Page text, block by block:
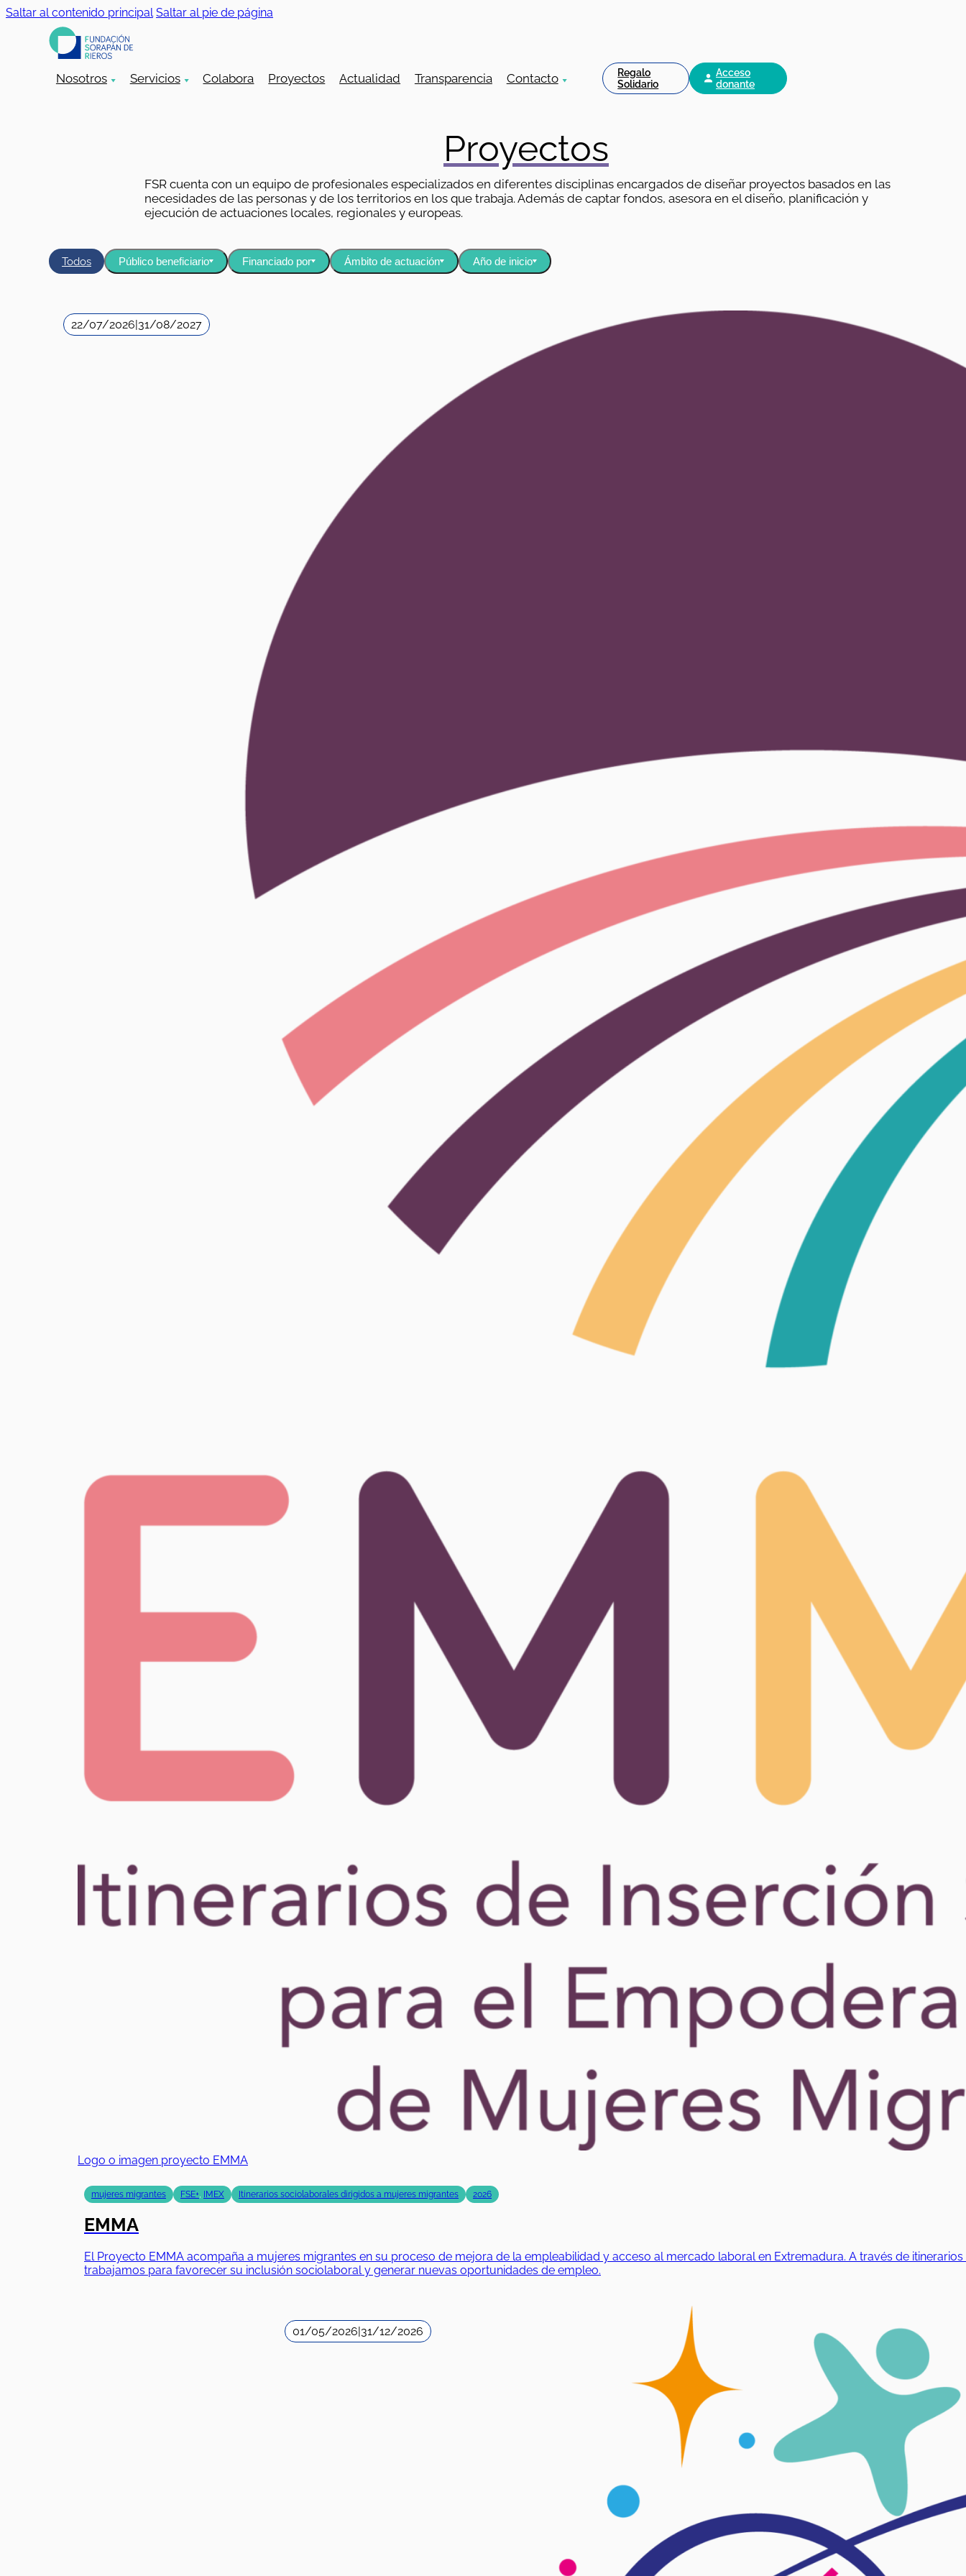
Saltar al contenido principal Saltar al pie de página
Nosotros Servicios Colabora Proyectos Actualidad Transparencia Contacto
Regalo
Solidario
Acceso
donante
Proyectos
FSR cuenta con un equipo de profesionales especializados en diferentes disciplinas encargados de diseñar proyectos basados en las
necesidades de las personas y de los territorios en los que trabaja. Además de captar fondos, asesora en el diseño, planificación y
ejecución de actuaciones locales, regionales y europeas.
Todos Público beneficiario Financiado por Ámbito de actuación Año de inicio
Logo o imagen proyecto EMMA
22/07/2026|31/08/2027
mujeres migrantes FSE+, IMEX Itinerarios sociolaborales dirigidos a mujeres migrantes 2026
EMMA
El Proyecto EMMA acompaña a mujeres migrantes en su proceso de mejora de la empleabilidad y acceso al mercado laboral en Extremadura. A través de
trabajamos para favorecer su inclusión sociolaboral y generar nuevas oportunidades de empleo.
01/05/2026|31/12/2026